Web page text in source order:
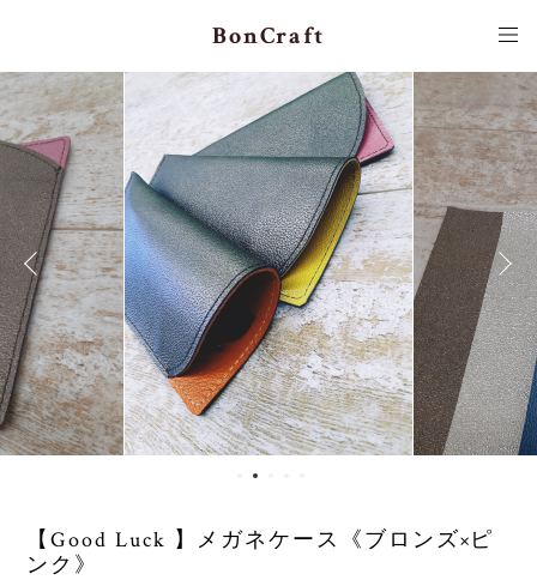
BonCraft
【Good Luck 】メガネケース《ブロンズ×ピ
ンク》